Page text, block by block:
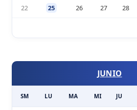
22 25 26 27 28
JUNIO
SM LU MA MI JU